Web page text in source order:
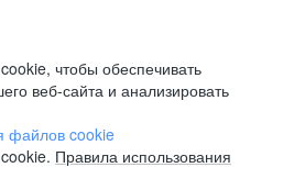
чтобы обеспечивать
веб-сайта и анализировать
файлов cookie
Правила использования